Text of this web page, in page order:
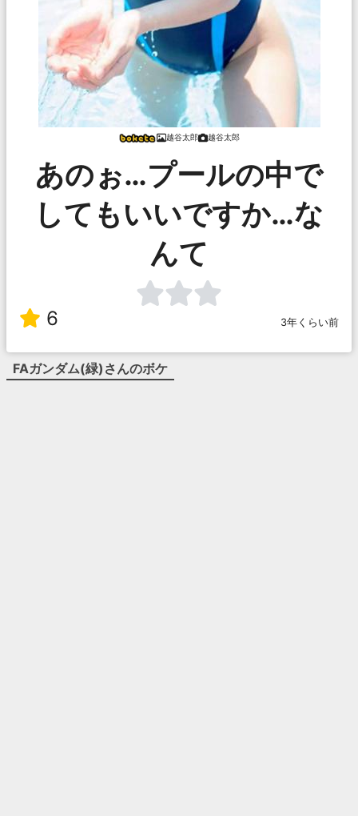
越谷太郎 越谷太郎
あのぉ…プールの中で
してもいいですか…な
んて
6 3年くらい前
FAガンダム(緑) さんのボケ